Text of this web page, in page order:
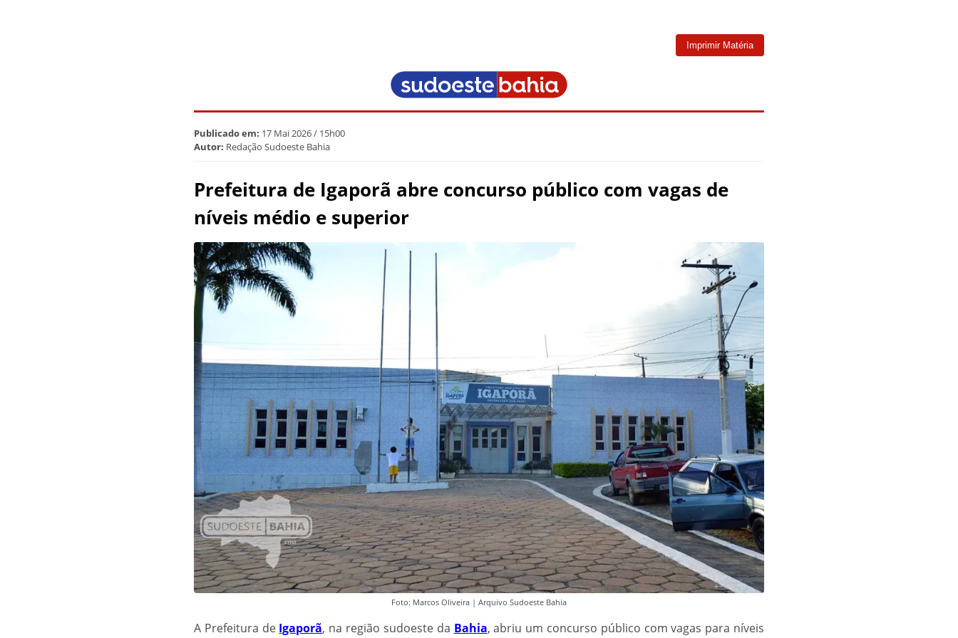
Imprimir Matéria
Publicado em: 17 Mai 2026 / 15h00
Autor: Redação Sudoeste Bahia
Prefeitura de Igaporã abre concurso público com vagas de
níveis médio e superior
Foto: Marcos Oliveira | Arquivo Sudoeste Bahia
A Prefeitura de Igaporã, na região sudoeste da Bahia, abriu um concurso público com vagas para níveis